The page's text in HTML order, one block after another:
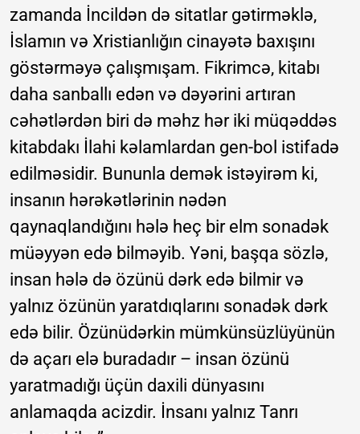
zamanda İncildən də sitatlar gətirməklə,
İslamın və Xristianlığın cinayətə baxışını
göstərməyə çalışmışam. Fikrimcə, kitabı
daha sanballı edən və dəyərini artıran
cəhətlərdən biri də məhz hər iki müqəddəs
kitabdakı İlahi kəlamlardan gen-bol istifadə
edilməsidir. Bununla demək istəyirəm ki,
insanın hərəkətlərinin nədən
qaynaqlandığını hələ heç bir elm sonadək
müəyyən edə bilməyib. Yəni, başqa sözlə,
insan hələ də özünü dərk edə bilmir və
yalnız özünün yaratdıqlarını sonadək dərk
edə bilir. Özünüdərkin mümkünsüzlüyünün
də açarı elə buradadır – insan özünü
yaratmadığı üçün daxili dünyasını
anlamaqda acizdir. İnsanı yalnız Tanrı